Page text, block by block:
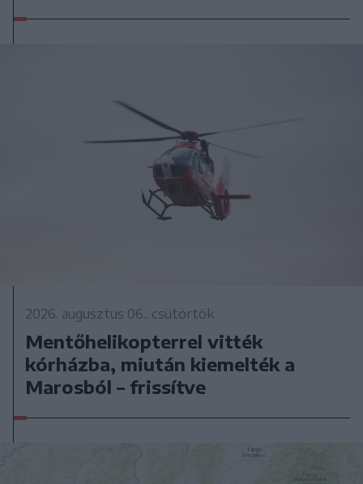
2026. augusztus 06., csütörtök
Mentőhelikopterrel vitték
kórházba, miután kiemelték a
Marosból – frissítve